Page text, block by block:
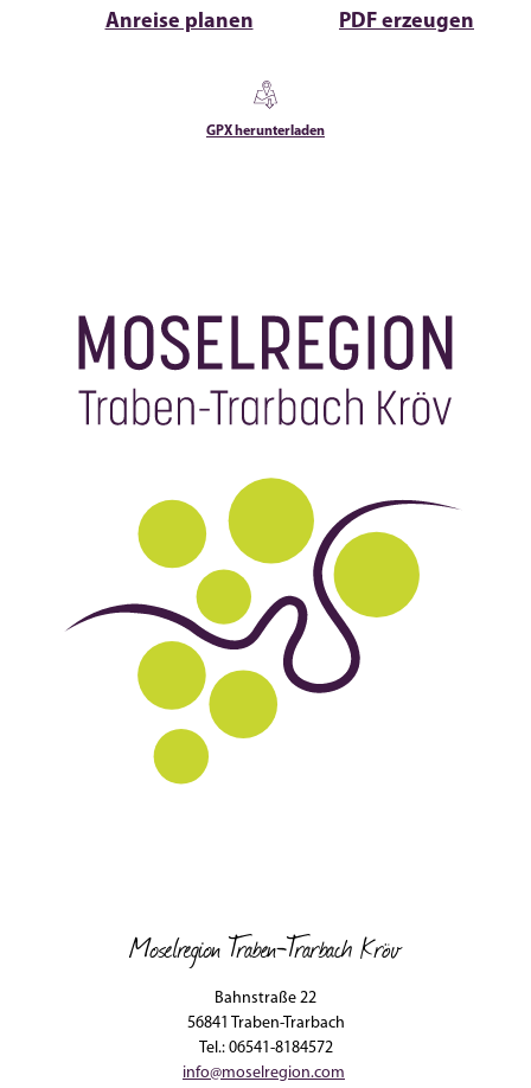
Anreise planen PDF erzeugen
GPX herunterladen
Moselregion Traben-Trarbach Kröv
Bahnstraße 22
56841 Traben-Trarbach
Tel.: 06541-8184572
info@moselregion.com